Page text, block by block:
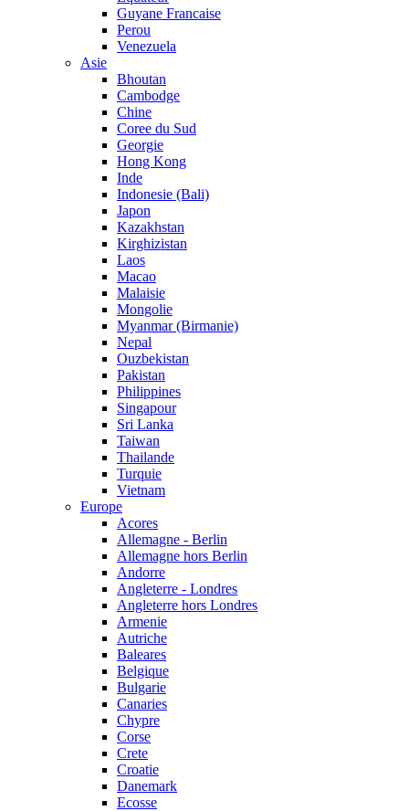
Guyane Francaise
Perou
Venezuela
Asie
Bhoutan
Cambodge
Chine
Coree du Sud
Georgie
Hong Kong
Inde
Indonesie (Bali)
Japon
Kazakhstan
Kirghizistan
Laos
Macao
Malaisie
Mongolie
Myanmar (Birmanie)
Nepal
Ouzbekistan
Pakistan
Philippines
Singapour
Sri Lanka
Taiwan
Thailande
Turquie
Vietnam
Europe
Acores
Allemagne - Berlin
Allemagne hors Berlin
Andorre
Angleterre - Londres
Angleterre hors Londres
Armenie
Autriche
Baleares
Belgique
Bulgarie
Canaries
Chypre
Corse
Crete
Croatie
Danemark
Ecosse